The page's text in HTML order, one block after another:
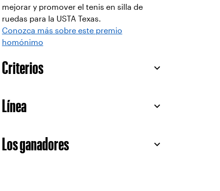
mejorar y promover el tenis en silla de
ruedas para la USTA Texas.
Conozca más sobre este premio
homónimo
Criterios
Línea
Los ganadores